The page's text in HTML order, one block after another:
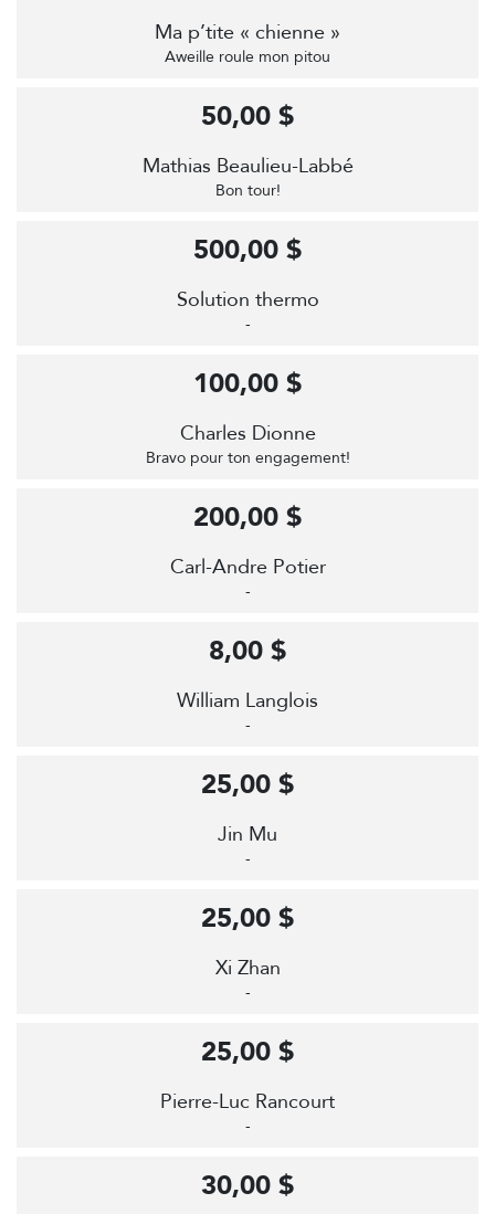
Ma p’tite « chienne »
Aweille roule mon pitou
Mathias Beaulieu-Labbé
Bon tour!
50,00 $
Solution thermo
-
500,00 $
Charles Dionne
Bravo pour ton engagement!
100,00 $
Carl-Andre Potier
-
200,00 $
William Langlois
-
8,00 $
Jin Mu
-
25,00 $
Xi Zhan
-
25,00 $
Pierre-Luc Rancourt
-
25,00 $
30,00 $